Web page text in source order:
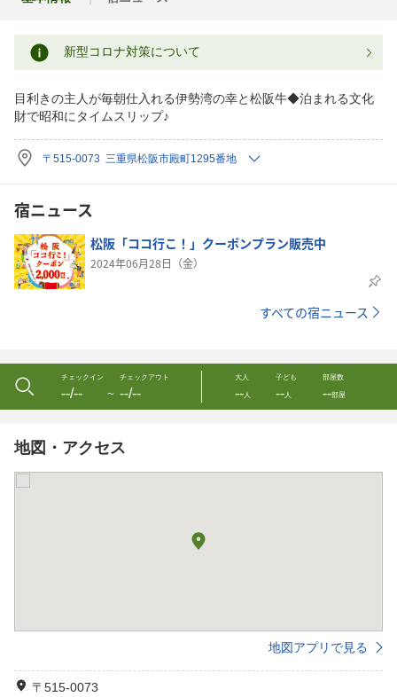
新型コロナ対策について
目利きの主人が毎朝仕入れる伊勢湾の幸と松阪牛◆泊まれる文化
財で昭和にタイムスリップ♪
〒515-0073 三重県松阪市殿町1295番地
宿ニュース
松阪「ココ行こ！」クーポンプラン販売中
2024年06月28日（金）
すべての宿ニュース
チェックイン
--/-- 〜
チェックアウト
--/--
大人
--人
子ども
--人
部屋数
--部屋
地図・アクセス
地図アプリで見る
〒515-0073